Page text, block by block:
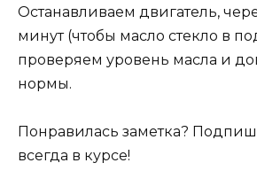
Останавливаем двигатель,
минут (чтобы масло стекло в
проверяем уровень масла и
нормы.
Понравилась заметка?
всегда в курсе!